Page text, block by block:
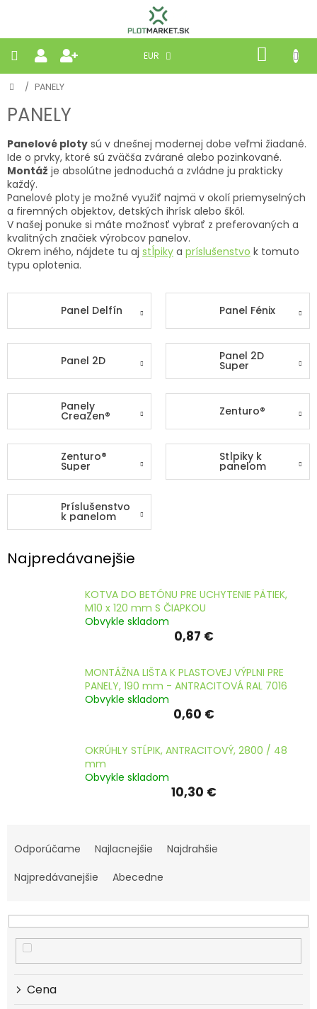
EUR
KOŠÍK
PLETIVÁ
BRÁNY
MOBILNÉ
PRÍRODNÉ
ČLÁNKY
Kontakty
(EUR)
Prihlásenie
Domov
/ PANELY
PANELY
Panelové ploty sú v dnešnej modernej dobe veľmi žiadané.
Ide o prvky, ktoré sú zväčša zvárané alebo pozinkované.
Montáž je absolútne jednoduchá a zvládne ju prakticky
každý.
Panelové ploty je možné využiť najmä v okolí priemyselných
a firemných objektov, detských ihrísk alebo škôl.
V našej ponuke si máte možnosť vybrať z preferovaných a
kvalitných značiek výrobcov panelov.
Okrem iného, nájdete tu aj stĺpiky a príslušenstvo k tomuto
typu oplotenia.
Panel Delfín Panel Fénix
Panel 2D Panel 2D
Super
Panely
CreaZen® Zenturo®
Zenturo®
Super
Stĺpiky k
panelom
Príslušenstvo
k panelom
Najpredávanejšie
KOTVA DO BETÓNU PRE UCHYTENIE PÄTIEK,
M10 x 120 mm S ČIAPKOU
Obvykle skladom
0,87 €
MONTÁŽNA LIŠTA K PLASTOVEJ VÝPLNI PRE
PANELY, 190 mm - ANTRACITOVÁ RAL 7016
Obvykle skladom
0,60 €
OKRÚHLY STĹPIK, ANTRACITOVÝ, 2800 / 48
mm
Obvykle skladom
10,30 €
a
e
i
e
p
Odporúčame Najlacnejšie
Najdrahšie
Najpredávanejšie
Abecedne
Cena